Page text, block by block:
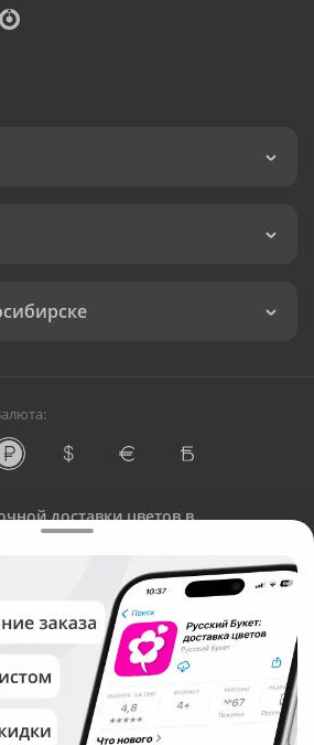
доставки цветов в
ответственностью «Технология»
ИНН: 5410081997
Новосибирск, ул. Ипподромская,
в г. Новосибирск